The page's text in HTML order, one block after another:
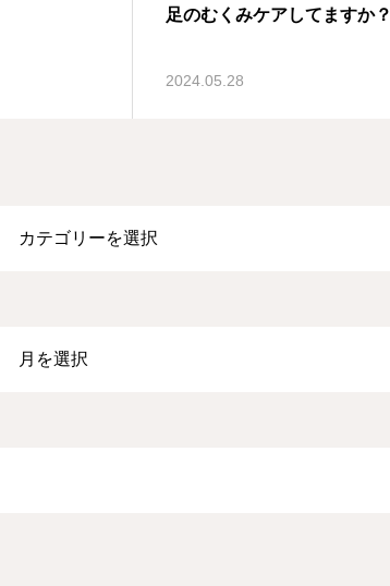
足のむくみケアしてますか？
2024.05.28